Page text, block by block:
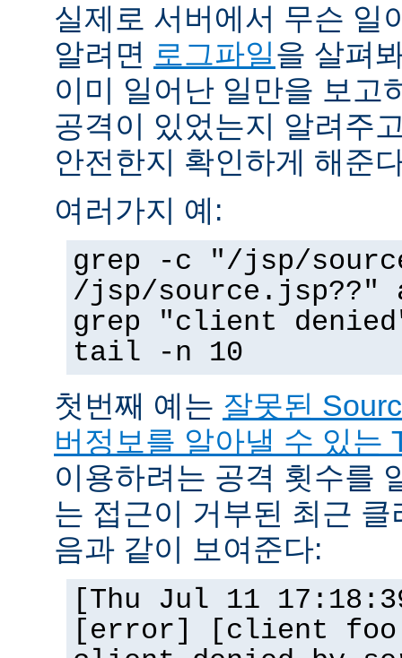
실제로 서버에서 무슨 일
알려면 로그파일을 살펴
이미 일어난 일만을 보고
공격이 있었는지 알려주
안전한지 확인하게 해준
여러가지 예:
grep -c "/jsp/
/jsp/source.jsp??"
grep "client
tail -n 10
첫번째 예는 잘못된
버정보를 알아낼 수 있는
이용하려는 공격 횟수를
는 접근이 거부된 최근
음과 같이 보여준다:
[Thu Jul 11
[error] [client